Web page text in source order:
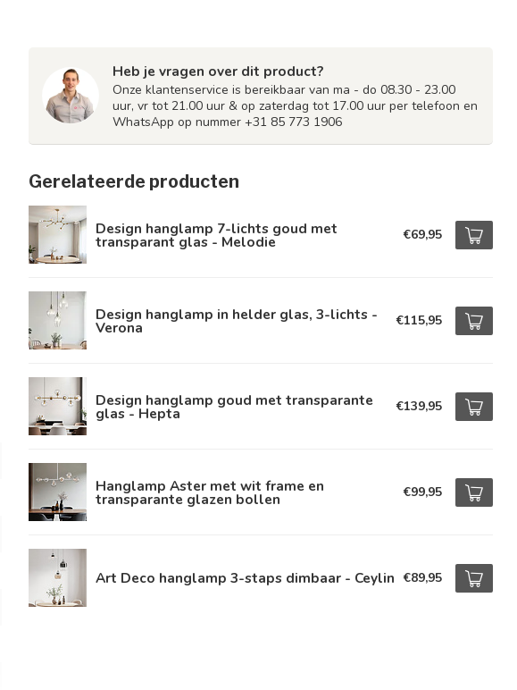
Heb je vragen over dit product?
Onze klantenservice is bereikbaar van ma - do 08.30 - 23.00
uur, vr tot 21.00 uur & op zaterdag tot 17.00 uur per telefoon en
WhatsApp op nummer +31 85 773 1906
Gerelateerde producten
Design hanglamp 7-lichts goud met
transparant glas - Melodie €69,95
Design hanglamp in helder glas, 3-lichts -
Verona €115,95
Design hanglamp goud met transparante
glas - Hepta €139,95
Hanglamp Aster met wit frame en
transparante glazen bollen €99,95
Art Deco hanglamp 3-staps dimbaar - Ceylin €89,95